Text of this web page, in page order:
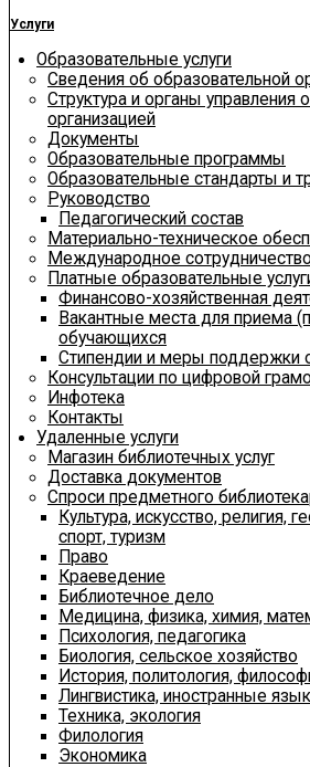
Услуги
Образовательные услуги
Сведения об образовательной
Структура и органы управления
организацией
Документы
Образовательные программы
Образовательные стандарты и
Руководство
Педагогический состав
Материально-техническое
Международное
Платные образовательные
Финансово-хозяйственная
Вакантные места для приема
обучающихся
Стипендии и меры поддержки
Консультации по цифровой
Инфотека
Контакты
Удаленные услуги
Магазин библиотечных услуг
Доставка документов
Спроси предметного
Культура, искусство, религия,
спорт, туризм
Право
Краеведение
Библиотечное дело
Медицина, физика, химия,
Психология, педагогика
Биология, сельское хозяйство
История, политология,
Лингвистика, иностранные
Техника, экология
Филология
Экономика